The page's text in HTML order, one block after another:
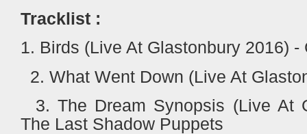
Tracklist :
1. Birds (Live At Glastonbury 2016) -
2. What Went Down (Live At
3. The Dream Synopsis (Live At
The Last Shadow Puppets